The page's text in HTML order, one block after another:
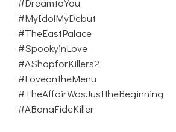
#MyIdolMyDebut
#TheEastPalace
#SpookyinLove
#AShopforKillers2
#LoveontheMenu
#TheAffairWasJusttheBeginning
#ABonaFideKiller